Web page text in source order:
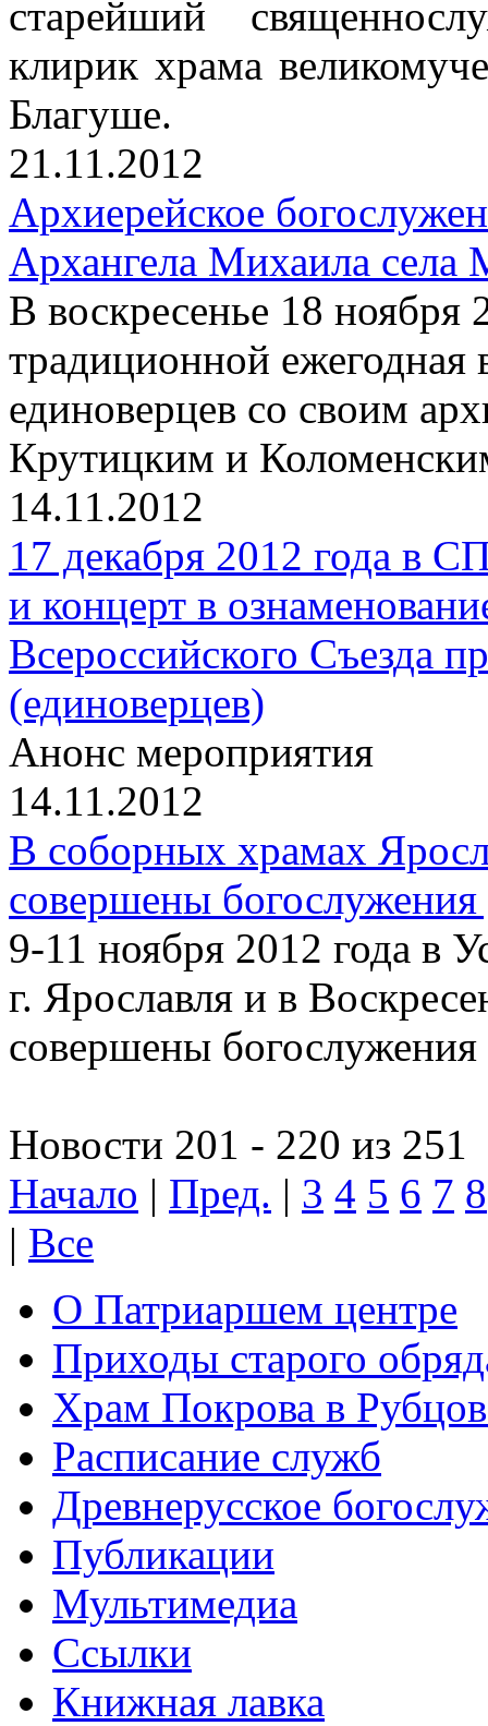
старейший
клирик храма
Благуше.
21.11.2012
Архиерейское
Архангела Михаила села
В воскресенье 18 ноября
традиционной ежегодная
единоверцев со своим
Крутицким и
14.11.2012
17 декабря 2012 года в
и концерт в
Всероссийского Съезда
(единоверцев)
Анонс мероприятия
14.11.2012
В соборных храмах
совершены
9-11 ноября 2012 года в
г. Ярославля и в
совершены
Новости 201 - 220 из 251
Начало | Пред. | 3 4 5 6 7 8
| Все
О Патриаршем центре
Приходы старого
Храм Покрова в
Расписание служб
Древнерусское
Публикации
Мультимедиа
Ссылки
Книжная лавка